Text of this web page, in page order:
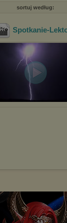
sortuj według:
Spotkanie-